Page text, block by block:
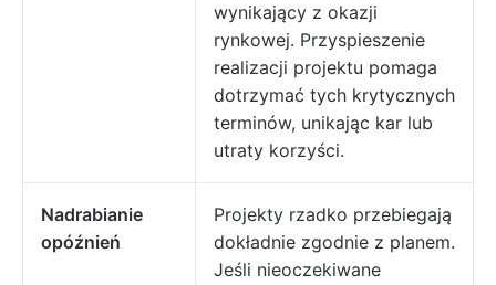
wynikający z okazji
rynkowej. Przyspieszenie
realizacji projektu pomaga
dotrzymać tych krytycznych
terminów, unikając kar lub
utraty korzyści.
Nadrabianie
opóźnień
Projekty rzadko przebiegają
dokładnie zgodnie z planem.
Jeśli nieoczekiwane